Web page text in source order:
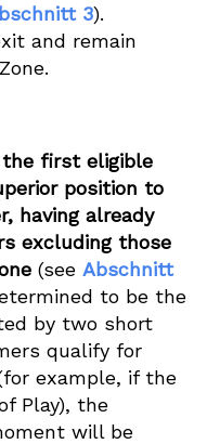
3).
and remain
the first eligible
position to
having already
excluding those
(see Abschnitt
to be the
by two short
qualify for
example, if the
Play), the
will be